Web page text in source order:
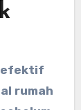
efektif
rumah